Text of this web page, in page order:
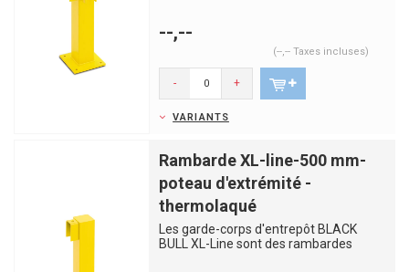
--,--
(--,-- Taxes incluses)
- +
VARIANTS
Rambarde XL-line-500 mm-
poteau d'extrémité -
thermolaqué
Les garde-corps d'entrepôt BLACK
BULL XL-Line sont des rambardes